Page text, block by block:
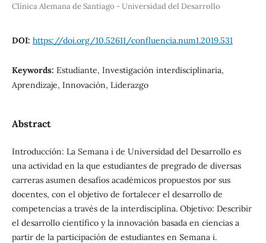
Clínica Alemana de Santiago - Universidad del Desarrollo
DOI: https://doi.org/10.52611/confluencia.num1.2019.531
Keywords: Estudiante, Investigación interdisciplinaria,
Aprendizaje, Innovación, Liderazgo
Abstract
Introducción: La Semana i de Universidad del Desarrollo es
una actividad en la que estudiantes de pregrado de diversas
carreras asumen desafíos académicos propuestos por sus
docentes, con el objetivo de fortalecer el desarrollo de
competencias a través de la interdisciplina. Objetivo: Describir
el desarrollo científico y la innovación basada en ciencias a
partir de la participación de estudiantes en Semana i.